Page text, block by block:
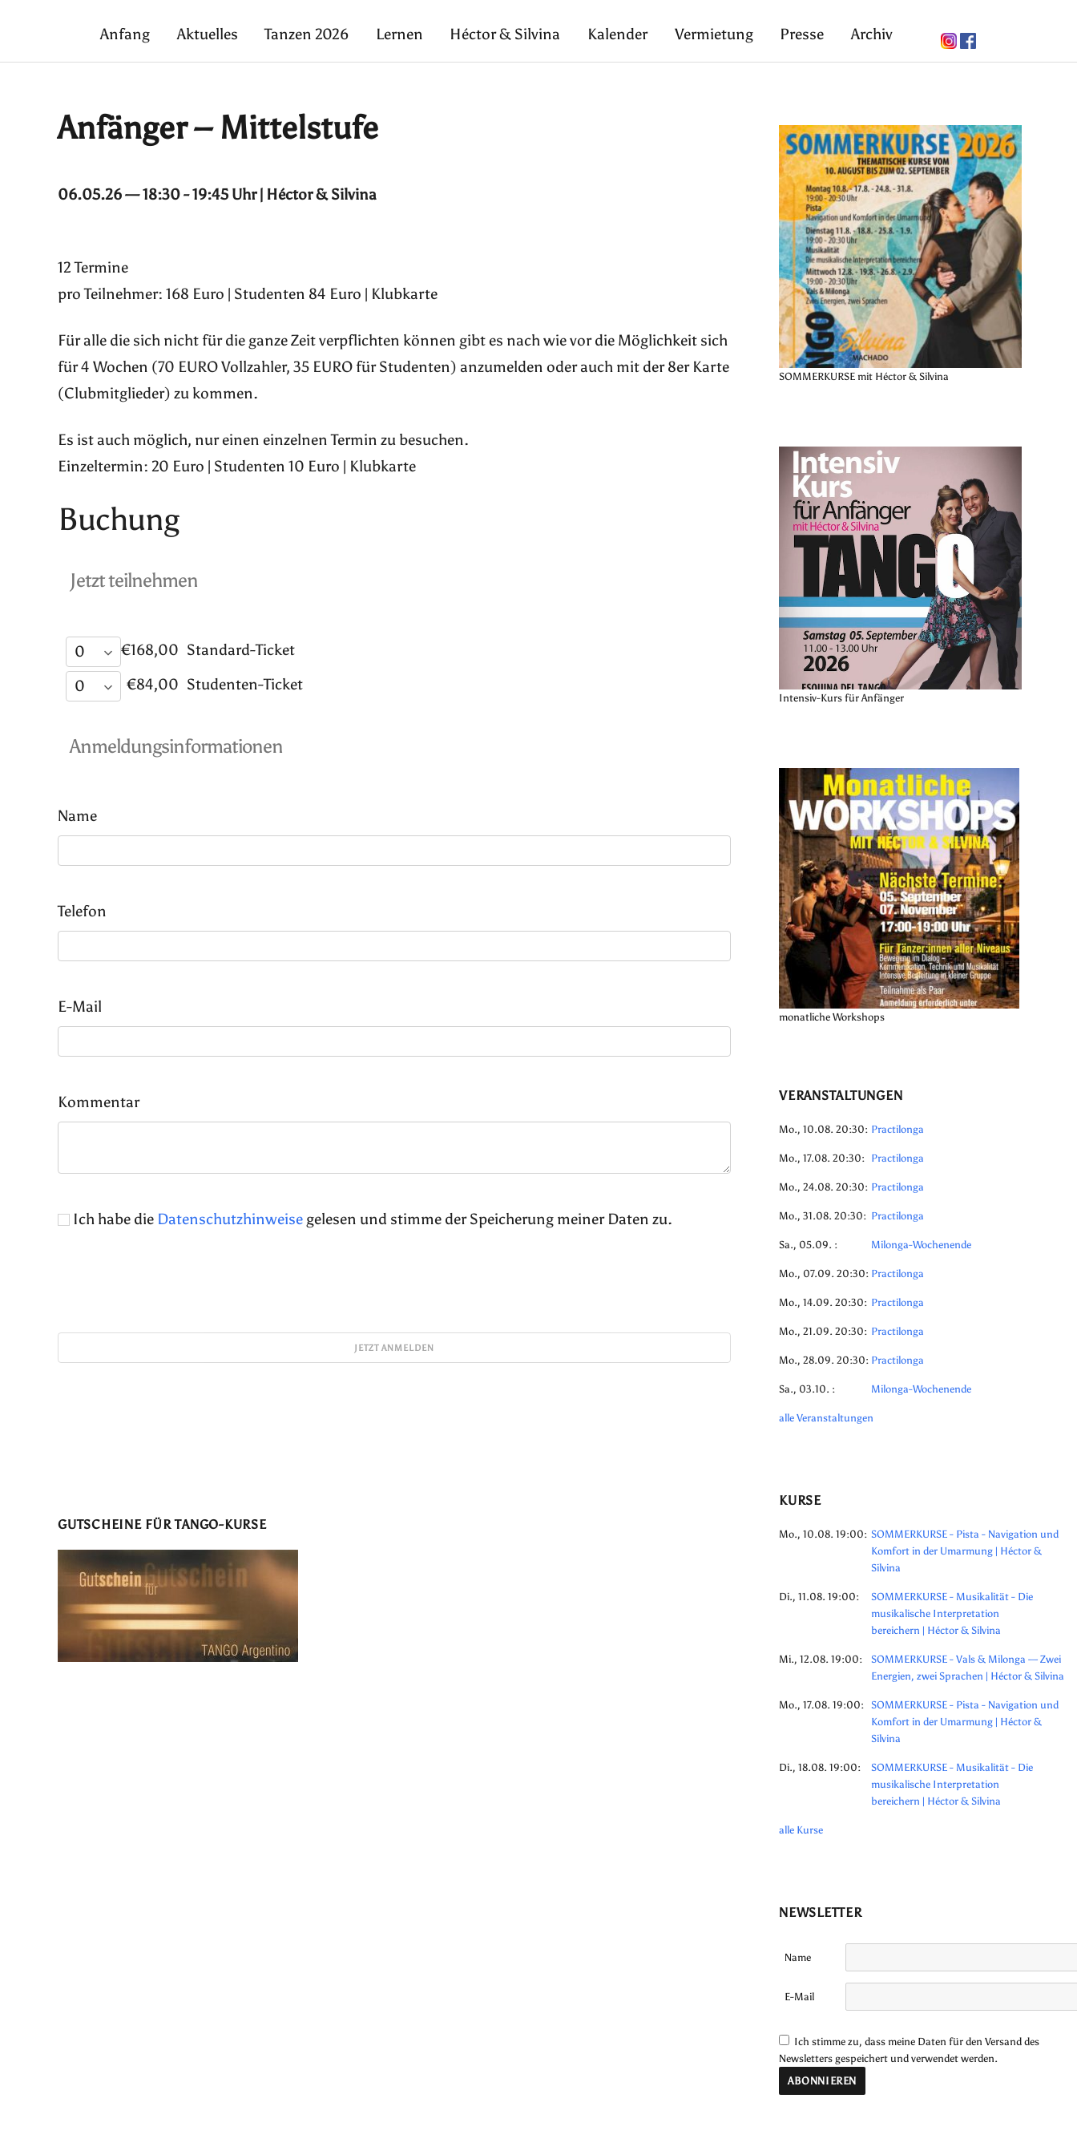
Anfang Aktuelles Tanzen 2026 Lernen Héctor & Silvina Kalender Vermietung Presse Archiv
Anfänger – Mittelstufe
06.05.26 — 18:30 - 19:45 Uhr | Héctor & Silvina
12 Termine
pro Teilnehmer: 168 Euro | Studenten 84 Euro | Klubkarte
Für alle die sich nicht für die ganze Zeit verpflichten können gibt es nach wie vor die Möglichkeit sich
für 4 Wochen (70 EURO Vollzahler, 35 EURO für Studenten) anzumelden oder auch mit der 8er Karte
(Clubmitglieder) zu kommen.
Es ist auch möglich, nur einen einzelnen Termin zu besuchen.
Einzeltermin: 20 Euro | Studenten 10 Euro | Klubkarte
Buchung
Jetzt teilnehmen
€168,00 Standard-Ticket
€84,00 Studenten-Ticket
Anmeldungsinformationen
Name
Telefon
E-Mail
Kommentar
Ich habe die Datenschutzhinweise gelesen und stimme der Speicherung meiner Daten zu.
GUTSCHEINE FÜR TANGO-KURSE
SOMMERKURSE mit Héctor & Silvina
Intensiv-Kurs für Anfänger
monatliche Workshops
VERANSTALTUNGEN
Mo., 10.08. 20:30: Practilonga
Mo., 17.08. 20:30: Practilonga
Mo., 24.08. 20:30: Practilonga
Mo., 31.08. 20:30: Practilonga
Sa., 05.09. : Milonga-Wochenende
Mo., 07.09. 20:30: Practilonga
Mo., 14.09. 20:30: Practilonga
Mo., 21.09. 20:30: Practilonga
Mo., 28.09. 20:30: Practilonga
Sa., 03.10. : Milonga-Wochenende
alle Veranstaltungen
KURSE
Mo., 10.08. 19:00: SOMMERKURSE - Pista - Navigation und
Komfort in der Umarmung | Héctor &
Silvina
Di., 11.08. 19:00:
SOMMERKURSE - Musikalität - Die
musikalische Interpretation
bereichern | Héctor & Silvina
Mi., 12.08. 19:00:
SOMMERKURSE - Vals & Milonga — Zwei
Energien, zwei Sprachen | Héctor & Silvina
Mo., 17.08. 19:00: SOMMERKURSE - Pista - Navigation und
Komfort in der Umarmung | Héctor &
Silvina
Di., 18.08. 19:00:
SOMMERKURSE - Musikalität - Die
musikalische Interpretation
bereichern | Héctor & Silvina
alle Kurse
NEWSLETTER
Name
E-Mail
Ich stimme zu, dass meine Daten für den Versand des
Newsletters gespeichert und verwendet werden.